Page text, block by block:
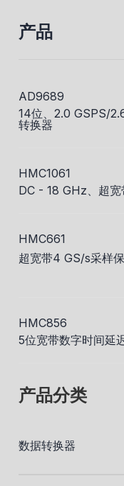
产品
AD9689
14位、2.0 GSPS/
转换器
HMC1061
DC - 18 GHz、超
HMC661
超宽带4 GS/s采样
HMC856
5位宽带数字时间延
产品分类
数据转换器